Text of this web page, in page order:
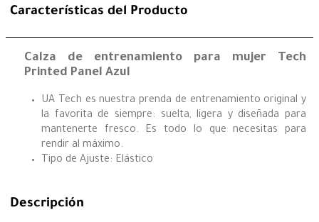
Características del Producto
Calza de entrenamiento para mujer Tech
Printed Panel Azul
UA Tech es nuestra prenda de entrenamiento original y
la favorita de siempre: suelta, ligera y diseñada para
mantenerte fresco. Es todo lo que necesitas para
rendir al máximo.
Tipo de Ajuste: Elástico
Descripción